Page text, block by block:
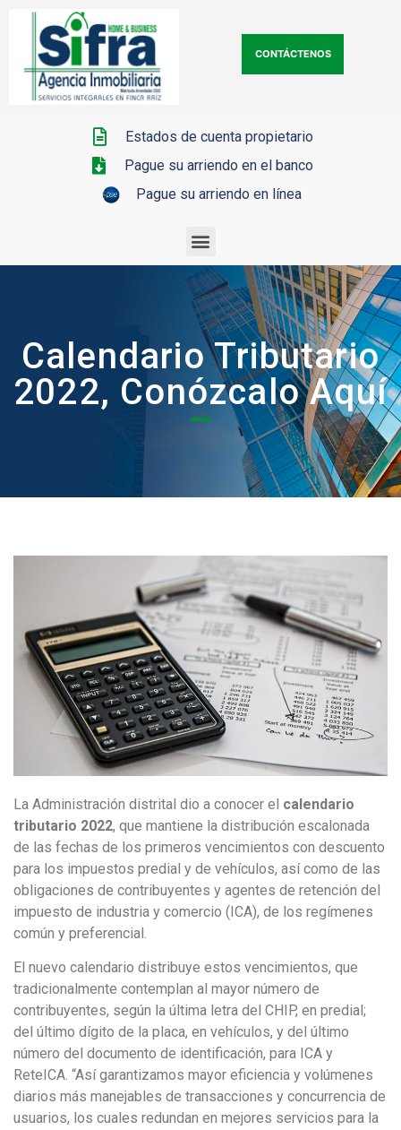
CONTÁCTENOS
Estados de cuenta propietario
Pague su arriendo en el banco
Pague su arriendo en línea
Calendario Tributario
2022, Conózcalo Aquí
La Administración distrital dio a conocer el calendario
tributario 2022, que mantiene la distribución escalonada
de las fechas de los primeros vencimientos con descuento
para los impuestos predial y de vehículos, así como de las
obligaciones de contribuyentes y agentes de retención del
impuesto de industria y comercio (ICA), de los regímenes
común y preferencial.
El nuevo calendario distribuye estos vencimientos, que
tradicionalmente contemplan al mayor número de
contribuyentes, según la última letra del CHIP, en predial;
del último dígito de la placa, en vehículos, y del último
número del documento de identificación, para ICA y
ReteICA. “Así garantizamos mayor eficiencia y volúmenes
diarios más manejables de transacciones y concurrencia de
usuarios, los cuales redundan en mejores servicios para la